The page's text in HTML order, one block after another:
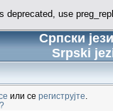
deprecated, use
Српски
Srpski
или се региструјте